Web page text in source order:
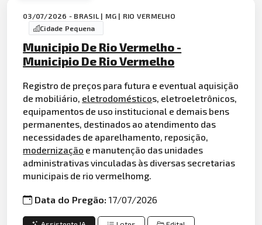
03/07/2026 - BRASIL | MG | RIO VERMELHO
Cidade Pequena
Municipio De Rio Vermelho -
Municipio De Rio Vermelho
Registro de preços para futura e eventual aquisição
de mobiliário, eletrodomésticos, eletroeletrônicos,
equipamentos de uso institucional e demais bens
permanentes, destinados ao atendimento das
necessidades de aparelhamento, reposição,
modernização e manutenção das unidades
administrativas vinculadas às diversas secretarias
municipais de rio vermelhomg.
Data do Pregão:17/07/2026